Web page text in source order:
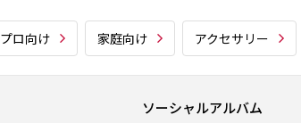
プロ向け 家庭向け アクセサリー
ソーシャルアルバム